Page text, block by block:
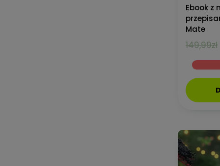
Ebook z
Mate
149,99zł